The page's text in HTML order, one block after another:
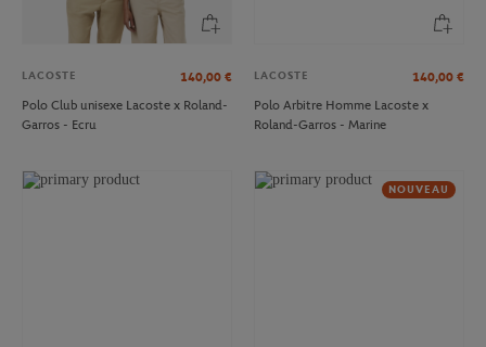
LACOSTE 140,00 €
Polo Club unisexe Lacoste x Roland-
Garros - Ecru
LACOSTE 140,00 €
Polo Arbitre Homme Lacoste x
Roland-Garros - Marine
NOUVEAU